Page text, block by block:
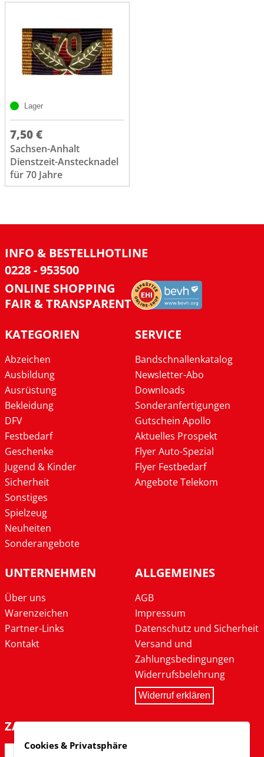
Lager
7,50 €
Sachsen-Anhalt
Dienstzeit-Anstecknadel
für 70 Jahre
INFO & BESTELLHOTLINE
0228 - 953500
ONLINE SHOPPING
FAIR & TRANSPARENT
KATEGORIEN
Abzeichen
Ausbildung
Ausrüstung
Bekleidung
DFV
Festbedarf
Geschenke
Jugend & Kinder
Sicherheit
Sonstiges
Spielzeug
Neuheiten
Sonderangebote
SERVICE
Bandschnallenkatalog
Newsletter-Abo
Downloads
Sonderanfertigungen
Gutschein Apollo
Aktuelles Prospekt
Flyer Auto-Spezial
Flyer Festbedarf
Angebote Telekom
UNTERNEHMEN
Über uns
Warenzeichen
Partner-Links
Kontakt
ALLGEMEINES
AGB
Impressum
Datenschutz und Sicherheit
Versand und
Zahlungsbedingungen
Widerrufsbelehrung
Widerruf erklären
ZAHLARTEN
Cookies & Privatsphäre